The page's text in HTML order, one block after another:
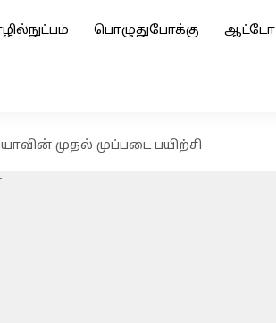
பொழுதுபோக்கு ஆட்டோ
முதல் முப்படை பயிற்சி